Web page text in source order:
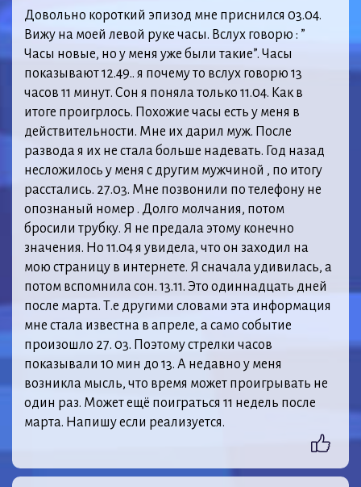
Довольно короткий эпизод мне приснился 03.04.
Вижу на моей левой руке часы. Вслух говорю : ”
Часы новые, но у меня уже были такие”. Часы
показывают 12.49.. я почему то вслух говорю 13
часов 11 минут. Сон я поняла только 11.04. Как в
итоге проигрлось. Похожие часы есть у меня в
действительности. Мне их дарил муж. После
развода я их не стала больше надевать. Год назад
несложилось у меня с другим мужчиной , по итогу
расстались. 27.03. Мне позвонили по телефону не
опознаный номер . Долго молчания, потом
бросили трубку. Я не предала этому конечно
значения. Но 11.04 я увидела, что он заходил на
мою страницу в интернете. Я сначала удивилась, а
потом вспомнила сон. 13.11. Это одиннадцать дней
после марта. Т.е другими словами эта информация
мне стала известна в апреле, а само событие
произошло 27. 03. Поэтому стрелки часов
показывали 10 мин до 13. А недавно у меня
возникла мысль, что время может проигрывать не
один раз. Может ещё поиграться 11 недель после
марта. Напишу если реализуется.